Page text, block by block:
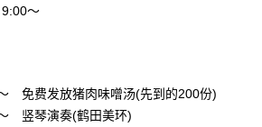
～
猪肉味噌汤(先到的200份)
奏(鹤田美环)